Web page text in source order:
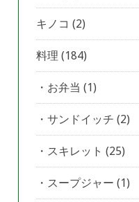
キノコ (2)
料理 (184)
お弁当 (1)
サンドイッチ (2)
スキレット (25)
スープジャー (1)